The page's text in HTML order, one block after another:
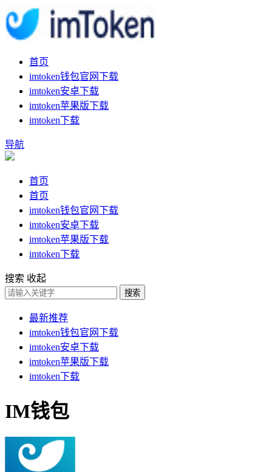
首页
imtoken钱包官网下载
imtoken安卓下载
imtoken苹果版下载
imtoken下载
导航
首页
首页
imtoken钱包官网下载
imtoken安卓下载
imtoken苹果版下载
imtoken下载
搜索 收起
搜索
最新推荐
imtoken钱包官网下载
imtoken安卓下载
imtoken苹果版下载
imtoken下载
IM钱包